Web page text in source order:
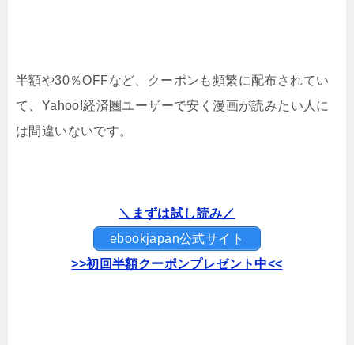
半額や30％OFFなど、クーポンも頻繁に配布されてい
て、Yahoo!経済圏ユーザーで安く漫画が読みたい人に
は間違いないです。
＼まずは試し読み／
ebookjapan公式サイト
>>初回半額クーポンプレゼント中<<